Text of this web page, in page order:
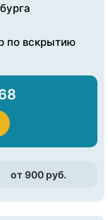
по вскрытию
от 900 pуб.